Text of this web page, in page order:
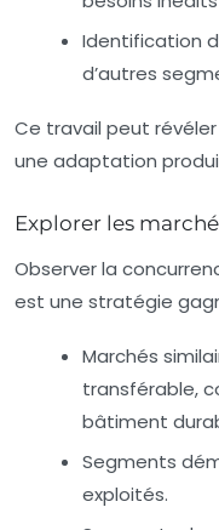
Identification
d’autres
Ce travail peut
une adaptation
Explorer les
Observer la
est une stratégie
Marchés
transférable,
bâtiment
Segments
exploités.